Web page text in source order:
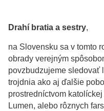
Drahí bratia a sestry,
na Slovensku sa v tomto
obrady verejným
povzbudzujeme sledovať
trojdnia ako aj ďalšie
prostredníctvom
Lumen, alebo rôznych